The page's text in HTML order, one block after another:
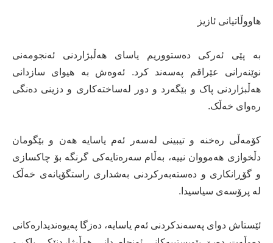
هاووڵاتیانی ئازیز
بە پێی ئەرکی دەستووریم یاسای هەڵبژاردنی ئەنجومەنی
نوێنەرانی عێراقم په‌سه‌ند کرد. ئەوەش بە هیوای سازدانی
هه‌ڵبژاردنی پاک و بێگەرد و دور له‌ساخته‌کاری و دزینی ده‌نگی
ره‌وای خه‌ڵک.
کۆمەڵی رەخنە و تیبینی لەسەر ئەم یاسایه‌‌ هەن و بێگومان
دڵخوازی هەمووان‌ نییە، به‌ڵام سه‌ره‌تایه‌کی گرنگە بۆ چاکسازی
و گۆڕانکاری و ده‌سته‌به‌رکردنی به‌شداری راستگۆیانه‌ی خه‌ڵک
له‌ پرۆسه‌ی سیاسیدا.
ئێستاش دوای په‌سه‌ندکردنی ئه‌م یاسایە، دەزگا پەیوەندیدارەکانی